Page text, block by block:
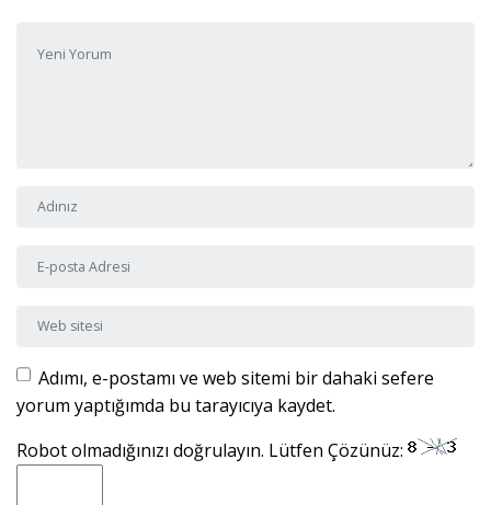
Adı ve Soyadı
E-posta Adresi
Web sitesi
Adımı, e-postamı ve web sitemi bir dahaki sefere
yorum yaptığımda bu tarayıcıya kaydet.
Robot olmadığınızı doğrulayın. Lütfen Çözünüz: